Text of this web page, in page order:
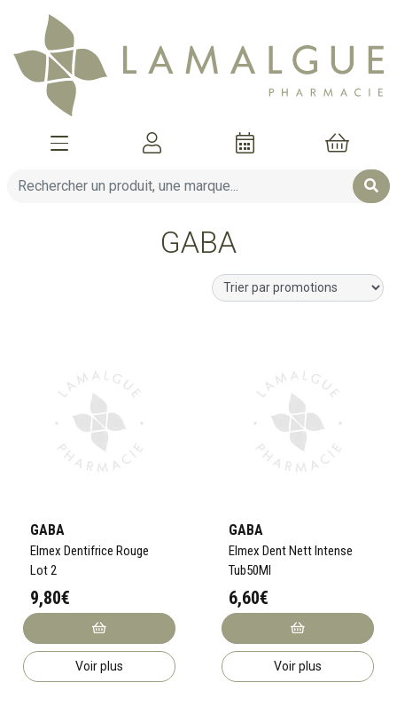
Afficher la navigation
Mon
GABA
GABA
Elmex Dentifrice Rouge
Lot 2
9,80€
Voir plus
GABA
Elmex Dent Nett Intense
Tub50Ml
6,60€
Voir plus